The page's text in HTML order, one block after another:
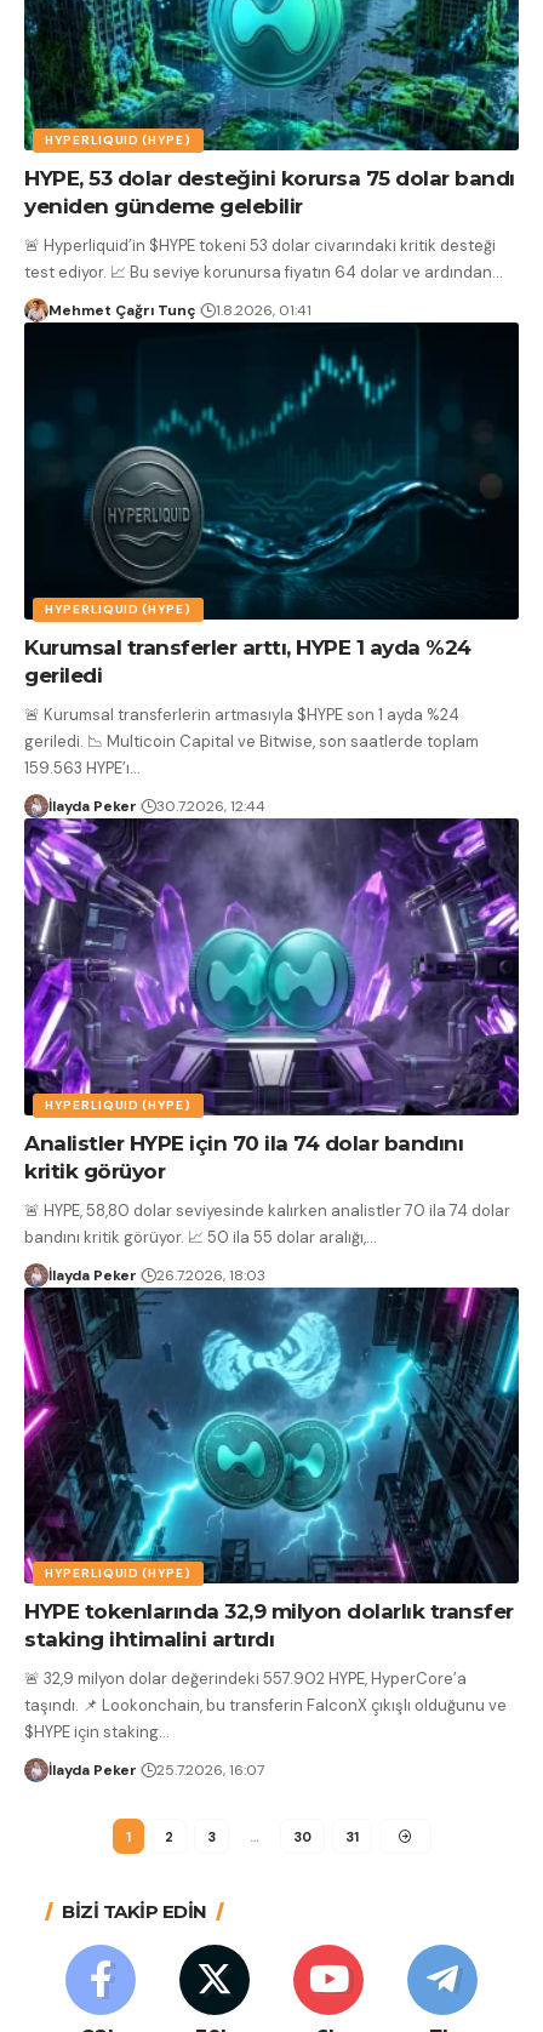
HYPERLIQUID (HYPE)
HYPE, 53 dolar desteğini korursa 75 dolar bandı
yeniden gündeme gelebilir
🚨 Hyperliquid’in $HYPE tokeni 53 dolar civarındaki kritik desteği
test ediyor. 📈 Bu seviye korunursa fiyatın 64 dolar ve ardından…
Mehmet Çağrı Tunç 1.8.2026, 01:41
HYPERLIQUID (HYPE)
Kurumsal transferler arttı, HYPE 1 ayda %24
geriledi
🚨 Kurumsal transferlerin artmasıyla $HYPE son 1 ayda %24
geriledi. 📉 Multicoin Capital ve Bitwise, son saatlerde toplam
159.563 HYPE’ı…
İlayda Peker 30.7.2026, 12:44
HYPERLIQUID (HYPE)
Analistler HYPE için 70 ila 74 dolar bandını
kritik görüyor
🚨 HYPE, 58,80 dolar seviyesinde kalırken analistler 70 ila 74 dolar
bandını kritik görüyor. 📈 50 ila 55 dolar aralığı,…
İlayda Peker 26.7.2026, 18:03
HYPERLIQUID (HYPE)
HYPE tokenlarında 32,9 milyon dolarlık transfer
staking ihtimalini artırdı
🚨 32,9 milyon dolar değerindeki 557.902 HYPE, HyperCore’a
taşındı. 📌 Lookonchain, bu transferin FalconX çıkışlı olduğunu ve
$HYPE için staking…
İlayda Peker 25.7.2026, 16:07
1 2 3 … 30 31
BİZİ TAKİP EDİN